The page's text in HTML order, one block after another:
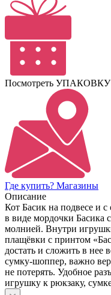
Посмотреть УПАКОВКУ
Где купить? Магазины
Описание
Кот Басик на подвесе и
в виде мордочки Басика
молнией. Внутри
плащёвки с принтом
достать и сложить в нее
сумку-шоппер, важно
не потерять. Удобное
игрушку к рюкзаку,